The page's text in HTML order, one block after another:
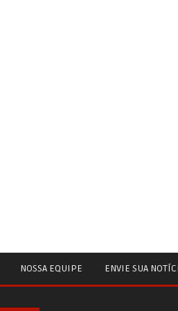
NOSSA EQUIPE ENVIE SUA